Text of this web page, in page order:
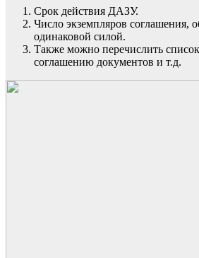
Срок действия ДАЗУ.
Число экземпляров соглашения,
одинаковой силой.
Также можно перечислить
соглашению документов и т.д.